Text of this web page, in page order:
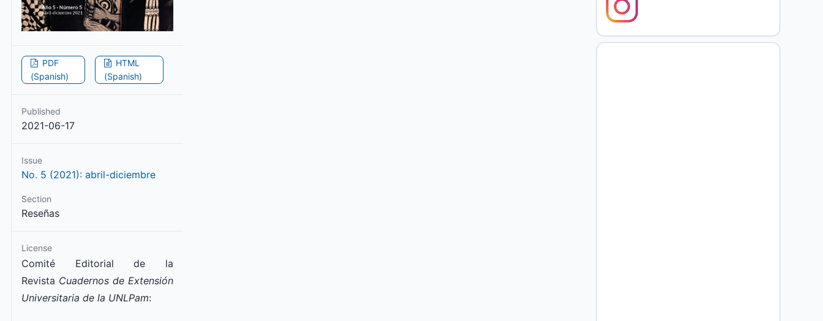
PDF
(Spanish)
HTML
(Spanish)
Published
2021-06-17
Issue
No. 5 (2021): abril-diciembre
Section
Reseñas
License
Comité Editorial de la
Revista Cuadernos de Extensión
Universitaria de la UNLPam: